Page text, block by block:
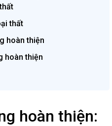
thất
hoàn thiện
hoàn thiện
hoàn thiện: